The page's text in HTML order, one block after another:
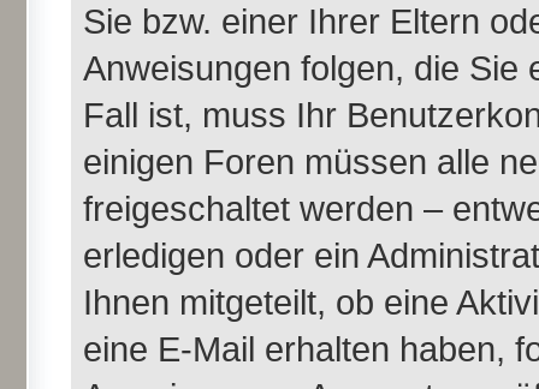
Sie bzw. einer Ihrer Eltern
Anweisungen folgen, die Sie
Fall ist, muss Ihr
einigen Foren müssen alle
freigeschaltet werden –
erledigen oder ein
Ihnen mitgeteilt, ob eine
eine E-Mail erhalten haben,